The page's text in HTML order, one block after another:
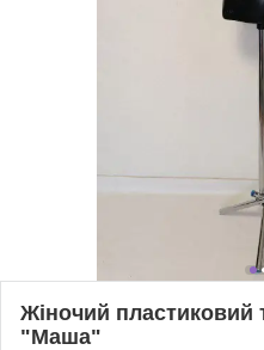
Жіночий пластиковий
"Маша"